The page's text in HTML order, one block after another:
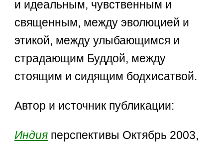
и идеальным, чувственным и
священным, между эволюцией и
этикой, между улыбающимся и
страдающим Буддой, между
стоящим и сидящим бодхисатвой.
Автор и источник публикации:
Индия перспективы Октябрь 2003,